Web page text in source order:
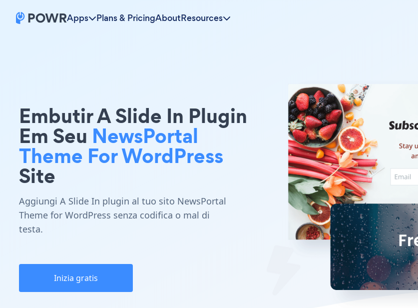
Apps Plans & PricingAboutResources
Embutir A Slide In Plugin
Em Seu NewsPortal
Theme For WordPress
Site
Aggiungi A Slide In plugin al tuo sito NewsPortal
Theme for WordPress senza codifica o mal di
testa.
Inizia gratis